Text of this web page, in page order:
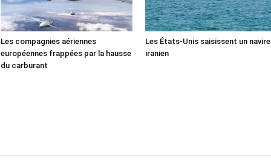
Les compagnies aériennes
européennes frappées par la hausse
du carburant
Les États-Unis saisissent un navire
iranien